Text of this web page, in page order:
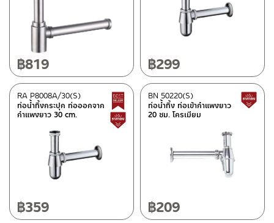
฿819 ฿299
ท่อน้ำทิ้งกระปุก ท่อออกจาก
กำแพงยาว 30 cm.
RA P8008A/30(S) Best Seller สินค้าขายดี
สินค้าปรับราคาลดลง
฿359
ท่อน้ำทิ้ง ท่อเข้ากำแพงยาว
20 ซม. โครเมียม
BN 50220(S)
฿209